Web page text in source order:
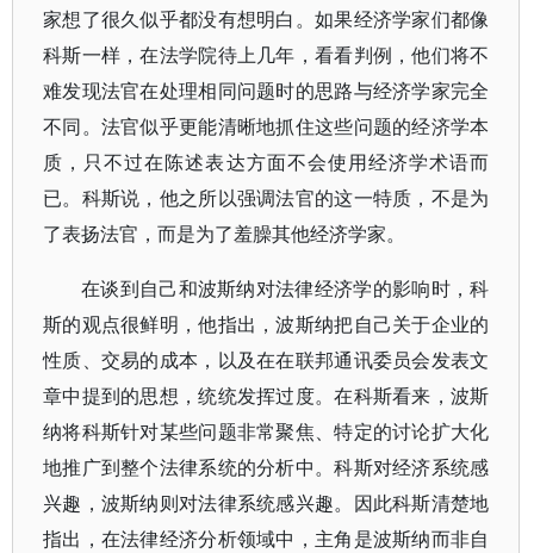
家想了很久似乎都没有想明白。如果经济学家们都像
科斯一样，在法学院待上几年，看看判例，他们将不
难发现法官在处理相同问题时的思路与经济学家完全
不同。法官似乎更能清晰地抓住这些问题的经济学本
质，只不过在陈述表达方面不会使用经济学术语而
已。科斯说，他之所以强调法官的这一特质，不是为
了表扬法官，而是为了羞臊其他经济学家。
在谈到自己和波斯纳对法律经济学的影响时，科
斯的观点很鲜明，他指出，波斯纳把自己关于企业的
性质、交易的成本，以及在在联邦通讯委员会发表文
章中提到的思想，统统发挥过度。在科斯看来，波斯
纳将科斯针对某些问题非常聚焦、特定的讨论扩大化
地推广到整个法律系统的分析中。科斯对经济系统感
兴趣，波斯纳则对法律系统感兴趣。因此科斯清楚地
指出，在法律经济分析领域中，主角是波斯纳而非自